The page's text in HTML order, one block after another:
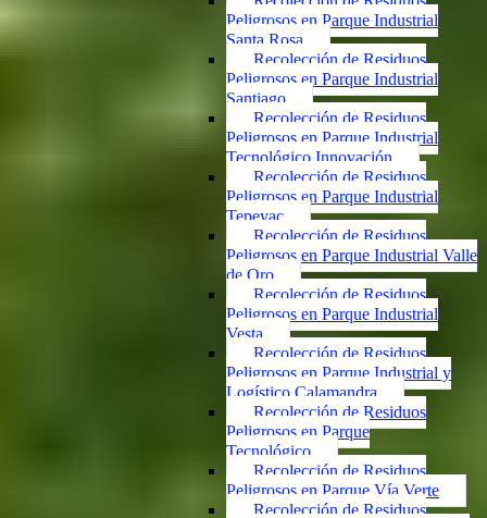
Peligrosos en Parque Industrial
Santa Rosa
Recolección de Residuos
Peligrosos en Parque Industrial
Santiago
Recolección de Residuos
Peligrosos en Parque Industrial
Tecnológico Innovación
Recolección de Residuos
Peligrosos en Parque Industrial
Tepeyac
Recolección de Residuos
Peligrosos en Parque Industrial Valle
de Oro
Recolección de Residuos
Peligrosos en Parque Industrial
Vesta
Recolección de Residuos
Peligrosos en Parque Industrial y
Logístico Calamandra
Recolección de Residuos
Peligrosos en Parque
Tecnológico
Recolección de Residuos
Peligrosos en Parque Vía Verte
Recolección de Residuos